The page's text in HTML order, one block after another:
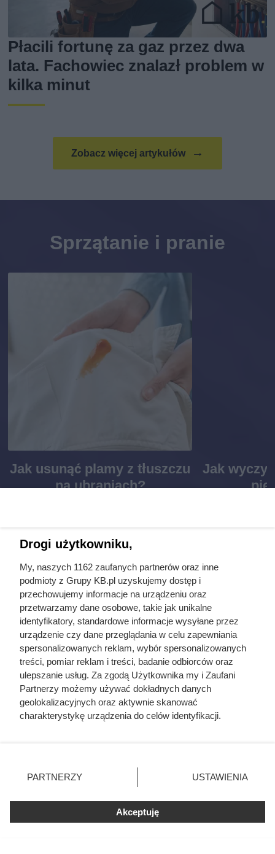
Płacili fortunę za gaz przez dwa
lata. Fachowiec znalazł problem w
kilka minut
Zobacz więcej artykułów
Sprzątanie i pranie
Jak usunąć plamy z tłuszczu
na ubraniach?
Jak
Sprzątanie i pranie
Ten element odkurzacza wymaga
Drogi użytkowniku,
My, naszych 1162 zaufanych partnerów oraz inne
podmioty z Grupy KB.pl uzyskujemy dostęp i
przechowujemy informacje na urządzeniu oraz
przetwarzamy dane osobowe, takie jak unikalne
identyfikatory, standardowe informacje wysyłane przez
urządzenie czy dane przeglądania w celu zapewniania
spersonalizowanych reklam, wybór spersonalizowanych
treści, pomiar reklam i treści, badanie odbiorców oraz
ulepszanie usług. Za zgodą Użytkownika my i Zaufani
Partnerzy możemy używać dokładnych danych
geolokalizacyjnych oraz aktywnie skanować
charakterystykę urządzenia do celów identyfikacji.
zmienić/wycofać klikając przycisk ustawień prywatności
znajdujący się w lewym dolnym rogu strony. Niektóre
użytkownika, ale masz prawo sprzeciwić się takiemu
przetwarzaniu. Preferencje będą miały zastosowania tylko
PARTNERZY USTAWIENIA
Akceptuję